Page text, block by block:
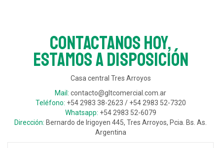
Contactanos hoy,
estamos a disposición
Casa central Tres Arroyos
Mail: contacto@gltcomercial.com.ar
Teléfono: +54 2983 38-2623 / +54 2983 52-7320
Whatsapp: +54 2983 52-6079
Dirección: Bernardo de Irigoyen 445, Tres Arroyos, Pcia. Bs. As.
Argentina